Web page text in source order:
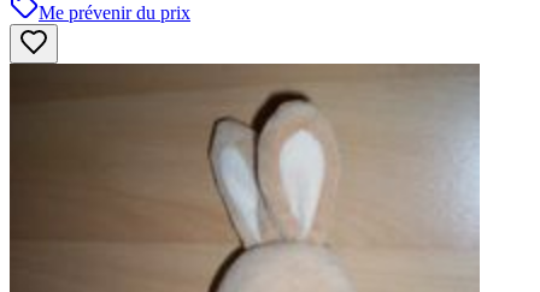
Me prévenir du prix